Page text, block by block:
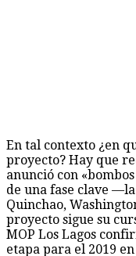
En tal contexto ¿en
proyecto? Hay que
anunció con
de una fase clave
Quinchao,
proyecto sigue su
MOP Los Lagos
etapa para el 2019